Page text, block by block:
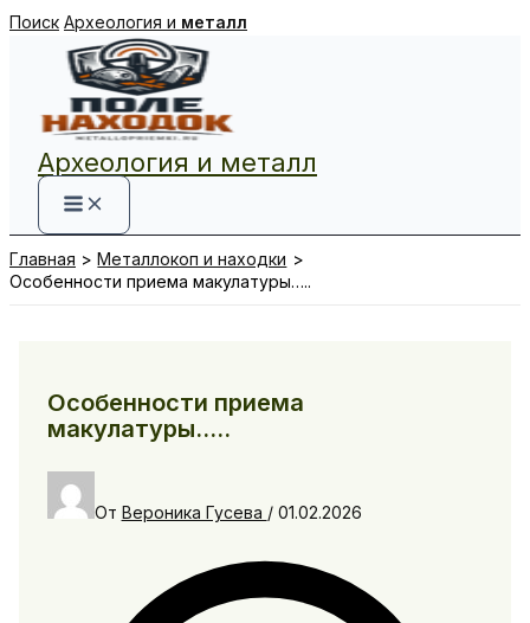
Перейти
содержимому
Поиск Археология и металл
Археология и металл
Главная
Металлокоп и находки
Особенности приема макулатуры…..
Особенности приема
макулатуры…..
От Вероника Гусева / 01.02.2026